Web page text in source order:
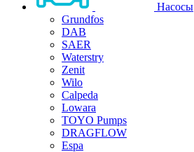
Насосы
Grundfos
DAB
SAER
Waterstry
Zenit
Wilo
Calpeda
Lowara
TOYO Pumps
DRAGFLOW
Espa